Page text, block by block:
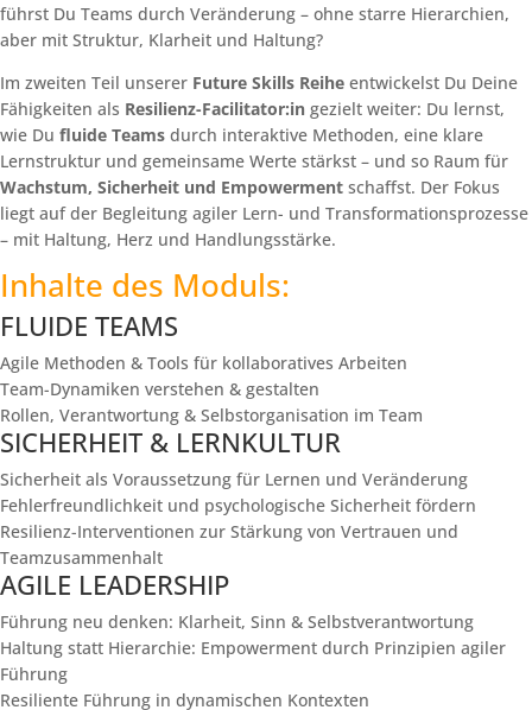
führst Du Teams durch Veränderung – ohne starre Hierarchien,
aber mit Struktur, Klarheit und Haltung?
Im zweiten Teil unserer Future Skills Reihe entwickelst Du Deine
Fähigkeiten als Resilienz-Facilitator:in gezielt weiter: Du lernst,
wie Du fluide Teams durch interaktive Methoden, eine klare
Lernstruktur und gemeinsame Werte stärkst – und so Raum für
Wachstum, Sicherheit und Empowerment schaffst. Der Fokus
liegt auf der Begleitung agiler Lern- und Transformationsprozesse
– mit Haltung, Herz und Handlungsstärke.
Inhalte des Moduls:
FLUIDE TEAMS
Agile Methoden & Tools für kollaboratives Arbeiten
Team-Dynamiken verstehen & gestalten
Rollen, Verantwortung & Selbstorganisation im Team
SICHERHEIT & LERNKULTUR
Sicherheit als Voraussetzung für Lernen und Veränderung
Fehlerfreundlichkeit und psychologische Sicherheit fördern
Resilienz-Interventionen zur Stärkung von Vertrauen und
Teamzusammenhalt
AGILE LEADERSHIP
Führung neu denken: Klarheit, Sinn & Selbstverantwortung
Haltung statt Hierarchie: Empowerment durch Prinzipien agiler
Führung
Resiliente Führung in dynamischen Kontexten